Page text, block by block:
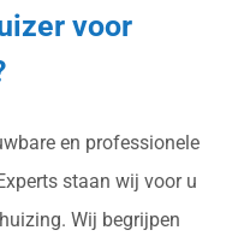
voor
en professionele
staan wij voor u
Wij begrijpen